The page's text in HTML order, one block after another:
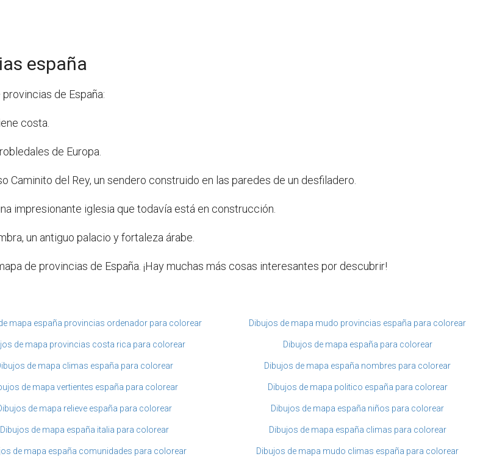
españa
de España:
costa.
de Europa.
Caminito del Rey, un sendero construido en las paredes de un desfiladero.
impresionante iglesia que todavía está en construcción.
un antiguo palacio y fortaleza árabe.
de provincias de España. ¡Hay muchas más cosas interesantes por descubrir!
mapa españa provincias ordenador para colorear Dibujos de mapa mudo provincias españa para colorear
de mapa provincias costa rica para colorear Dibujos de mapa españa para colorear
de mapa climas españa para colorear Dibujos de mapa españa nombres para colorear
de mapa vertientes españa para colorear Dibujos de mapa politico españa para colorear
de mapa relieve españa para colorear Dibujos de mapa españa niños para colorear
Dibujos de mapa españa italia para colorear Dibujos de mapa españa climas para colorear
de mapa españa comunidades para colorear Dibujos de mapa mudo climas españa para colorear